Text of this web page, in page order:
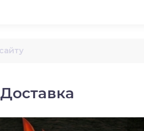
Доставка